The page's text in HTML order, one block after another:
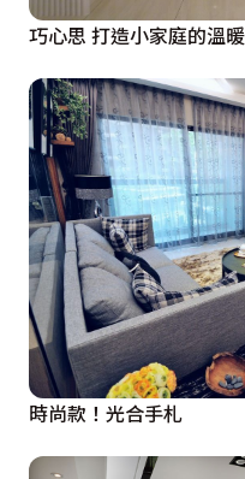
巧心思 打造小家庭的溫
時尚款！光合手札